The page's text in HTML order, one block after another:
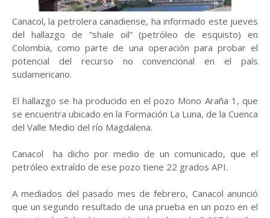
Canacol, la petrolera canadiense, ha informado este jueves
del hallazgo de “shale oil” (petróleo de esquisto) en
Colombia, como parte de una operación para probar el
potencial del recurso no convencional en el país
sudamericano.
El hallazgo se ha producido en el pozo Mono Araña 1, que
se encuentra ubicado en la Formación La Luna, de la Cuenca
del Valle Medio del río Magdalena.
Canacol ha dicho por medio de un comunicado, que el
petróleo extraído de ese pozo tiene 22 grados API.
A mediados del pasado mes de febrero, Canacol anunció
que un segundo resultado de una prueba en un pozo en el